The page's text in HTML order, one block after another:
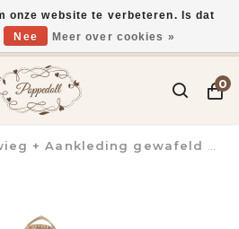
vandaag verzonden*
0
+ Aankleding gewafeld wit
onze website te verbeteren. Is dat
Nee Meer over cookies »